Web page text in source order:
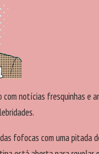
notícias fresquinhas e
fofocas com uma pitada